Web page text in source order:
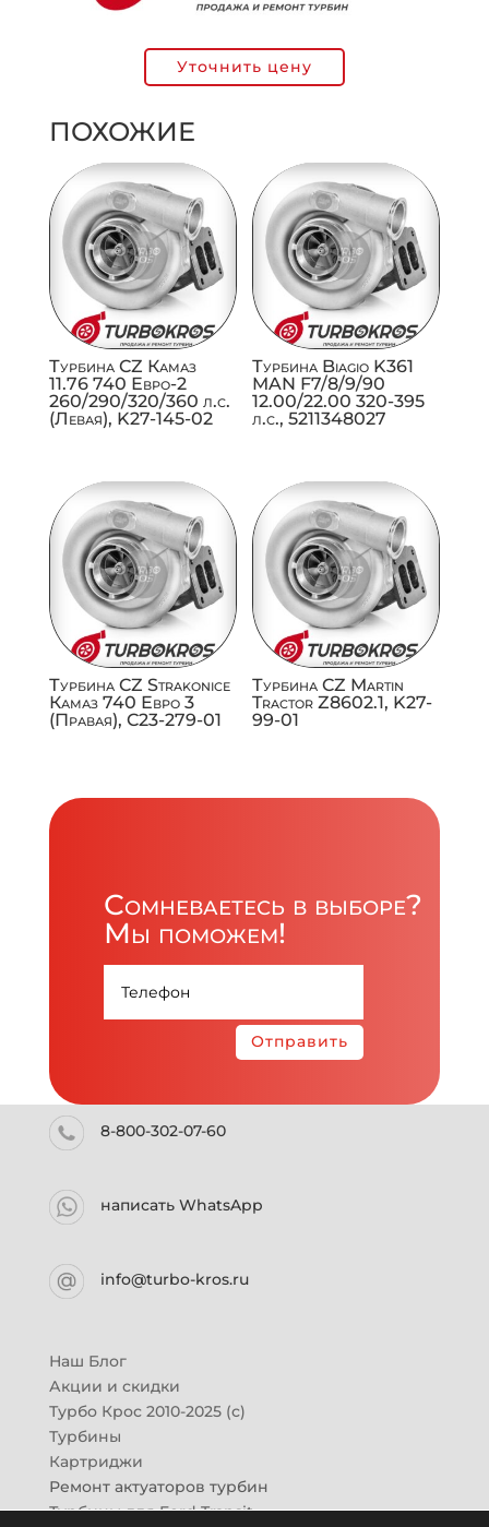
Уточнить цену
ПОХОЖИЕ
Турбина CZ Камаз
11.76 740 Евро-2
260/290/320/360 л.с.
(Левая), K27-145-02
Турбина Biagio K361
MAN F7/8/9/90
12.00/22.00 320-395
л.с., 5211348027
Турбина CZ Strakonice
Камаз 740 Евро 3
(Правая), C23-279-01
Турбина CZ Martin
Tractor Z8602.1, K27-
99-01
Сомневаетесь в выборе?
Мы поможем!
Отправить
8-800-302-07-60
написать WhatsApp
info@turbo-kros.ru
Наш Блог
Акции и скидки
Турбо Крос 2010-2025 (с)
Турбины
Картриджи
Ремонт актуаторов турбин
Турбины для Ford Transit